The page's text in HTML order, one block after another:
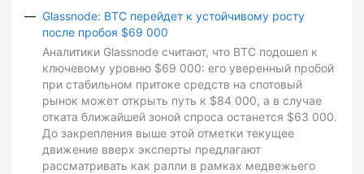
Glassnode: BTC перейдет к устойчивому росту
после пробоя $69 000
Аналитики Glassnode считают, что BTC подошел к
ключевому уровню $69 000: его уверенный пробой
при стабильном притоке средств на спотовый
рынок может открыть путь к $84 000, а в случае
отката ближайшей зоной спроса останется $63 000.
До закрепления выше этой отметки текущее
движение вверх эксперты предлагают
рассматривать как ралли в рамках медвежьего